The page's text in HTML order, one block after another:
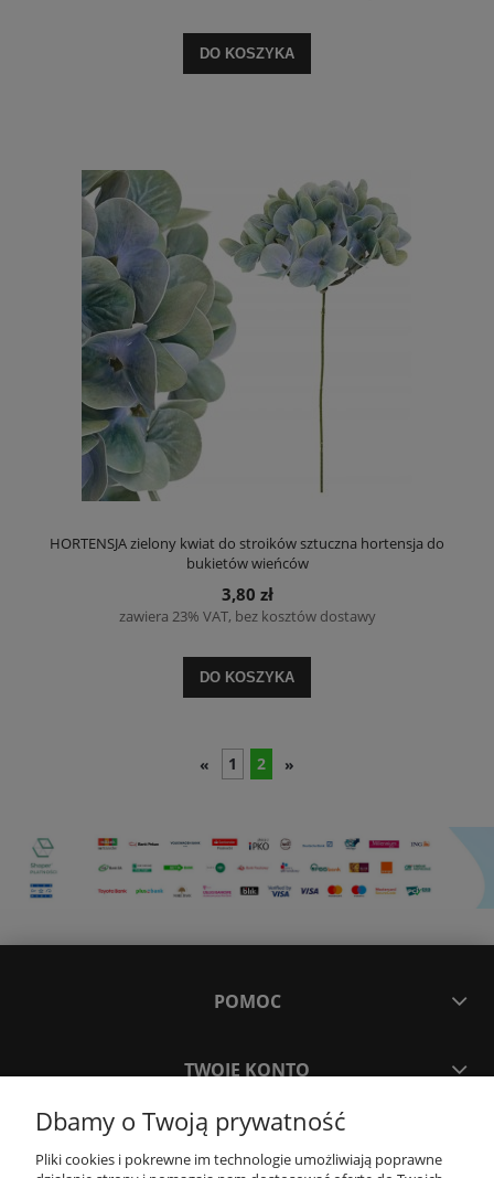
DO KOSZYKA
HORTENSJA zielony kwiat do stroików sztuczna hortensja do
bukietów wieńców
3,80 zł
zawiera 23% VAT, bez kosztów dostawy
DO KOSZYKA
« 1 2 »
POMOC
TWOJE KONTO
PŁATNOŚCI I DOSTAWA
Dbamy o Twoją prywatność
Pliki cookies i pokrewne im technologie umożliwiają poprawne